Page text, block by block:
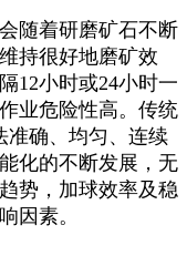
随着研磨矿石不断
持很好地磨矿效
12小时或24小时一
业危险性高。传统
准确、均匀、连续
化的不断发展，无
势，加球效率及稳
因素。